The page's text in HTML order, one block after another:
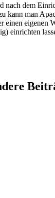
nach dem
kann man
einen eigenen
einrichten